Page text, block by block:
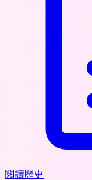
閱讀歷史